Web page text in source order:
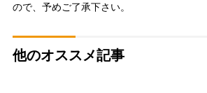
ので、予めご了承下さい。
他のオススメ記事